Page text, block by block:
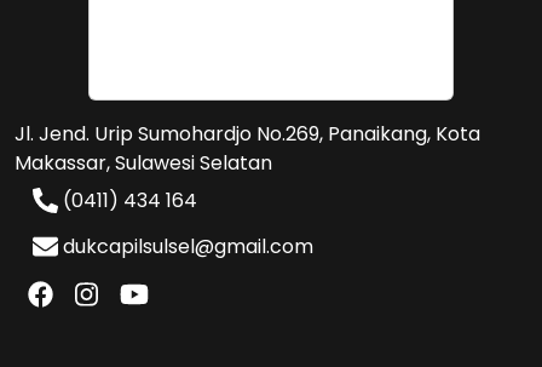
Jl. Jend. Urip Sumohardjo No.269, Panaikang, Kota
Makassar, Sulawesi Selatan
(0411) 434 164
dukcapilsulsel@gmail.com